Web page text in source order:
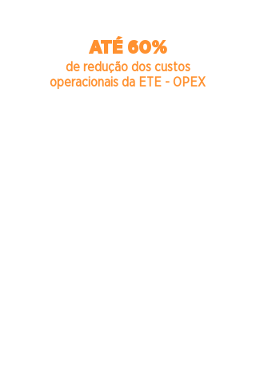
ATÉ 60%
de redução dos custos
operacionais da ETE - OPEX